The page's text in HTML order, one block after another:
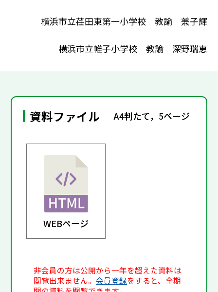
横浜市立荏田東第一小学校 教諭 兼子輝
横浜市立帷子小学校 教諭 深野瑞恵
資料ファイル A4判たて，5ページ
WEBページ
非会員の方は公開から一年を超えた資料は
閲覧出来ません。会員登録をすると、全期